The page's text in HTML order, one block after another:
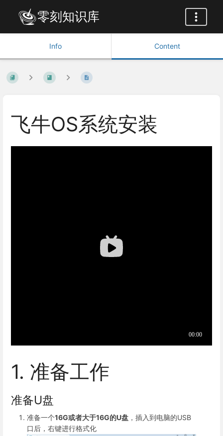
零刻知识库
Info Content
飞牛OS系统安装
1. 准备工作
准备U盘
准备一个16G或者大于16G的U盘 ，插入到电脑的USB
口后，右键进行格式化